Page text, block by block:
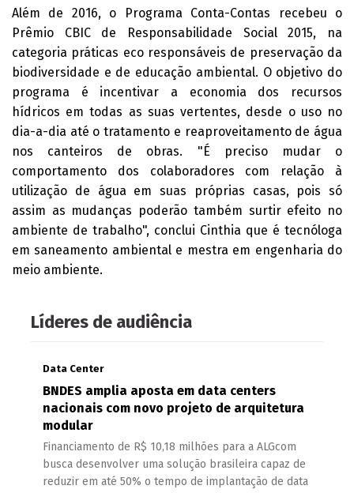
Além de 2016, o Programa Conta-Contas recebeu o
Prêmio CBIC de Responsabilidade Social 2015, na
categoria práticas eco responsáveis de preservação da
biodiversidade e de educação ambiental. O objetivo do
programa é incentivar a economia dos recursos
hídricos em todas as suas vertentes, desde o uso no
dia-a-dia até o tratamento e reaproveitamento de água
nos canteiros de obras. "É preciso mudar o
comportamento dos colaboradores com relação à
utilização de água em suas próprias casas, pois só
assim as mudanças poderão também surtir efeito no
ambiente de trabalho", conclui Cinthia que é tecnóloga
em saneamento ambiental e mestra em engenharia do
meio ambiente.
Líderes de audiência
Data Center
BNDES amplia aposta em data centers
nacionais com novo projeto de arquitetura
modular
Financiamento de R$ 10,18 milhões para a ALGcom
busca desenvolver uma solução brasileira capaz de
reduzir em até 50% o tempo de implantação de data